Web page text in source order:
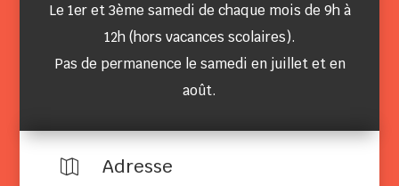
Le 1er et 3ème samedi de chaque mois de 9h à
12h (hors vacances scolaires).
Pas de permanence le samedi en juillet et en
août.
 Adresse